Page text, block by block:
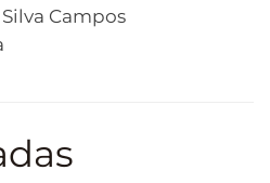
Campos